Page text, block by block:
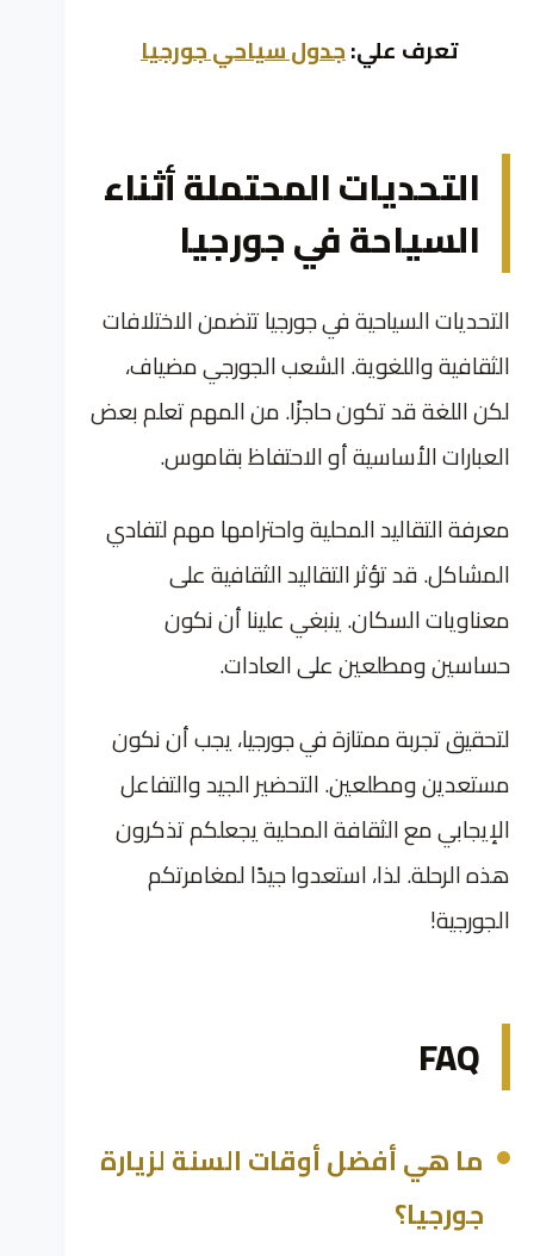
تعرف علي:جدول سياحي جورجيا
التحديات المحتملة أثناء
السياحة في جورجيا
التحديات السياحية في جورجيا تتضمن الاختلافات
الثقافية واللغوية. الشعب الجورجي مضياف،
لكن اللغة قد تكون حاجزًا. من المهم تعلم بعض
العبارات الأساسية أو الاحتفاظ بقاموس.
معرفة التقاليد المحلية واحترامها مهم لتفادي
المشاكل. قد تؤثر التقاليد الثقافية على
معناويات السكان. ينبغي علينا أن نكون
حساسين ومطلعين على العادات.
لتحقيق تجربة ممتازة في جورجيا، يجب أن نكون
مستعدين ومطلعين. التحضير الجيد والتفاعل
الإيجابي مع الثقافة المحلية يجعلكم تذكرون
هذه الرحلة. لذا، استعدوا جيدًا لمغامرتكم
الجورجية!
FAQ
ما هي أفضل أوقات السنة لزيارة
جورجيا؟